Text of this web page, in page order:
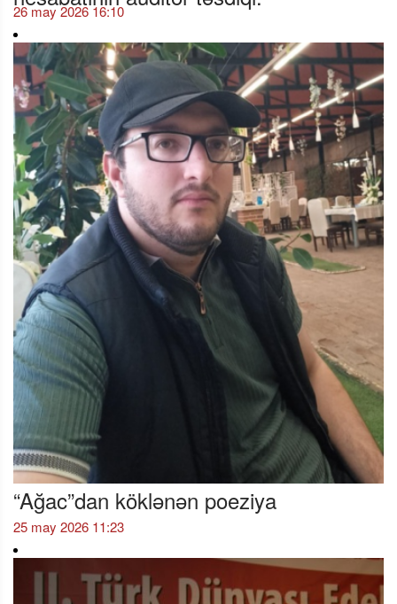
26 may 2026 16:10
“Ağac”dan köklənən poeziya
25 may 2026 11:23